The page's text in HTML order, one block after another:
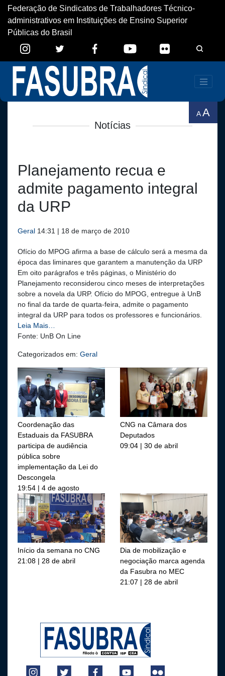
Federação de Sindicatos de Trabalhadores Técnico-
administrativos em Instituições de Ensino Superior
Públicas do Brasil
AA
Notícias
Planejamento recua e
admite pagamento integral
da URP
Geral 14:31 | 18 de março de 2010
Ofício do MPOG afirma a base de cálculo será a mesma da
época das liminares que garantem a manutenção da URP
Em oito parágrafos e três páginas, o Ministério do
Planejamento reconsiderou cinco meses de interpretações
sobre a novela da URP. Ofício do MPOG, entregue à UnB
no final da tarde de quarta-feira, admite o pagamento
integral da URP para todos os professores e funcionários.
Leia Mais…
Fonte: UnB On Line
Categorizados em: Geral
Coordenação das
Estaduais da FASUBRA
participa de audiência
pública sobre
implementação da Lei do
Descongela
19:54 | 4 de agosto
CNG na Câmara dos
Deputados
09:04 | 30 de abril
Início da semana no CNG
21:08 | 28 de abril
Dia de mobilização e
negociação marca agenda
da Fasubra no MEC
21:07 | 28 de abril